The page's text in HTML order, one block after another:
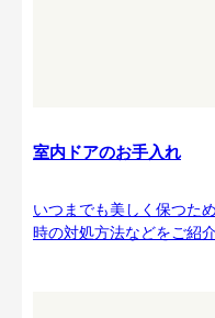
室内ドアのお手入れ
いつまでも美しく保つた
時の対処方法などをご紹介